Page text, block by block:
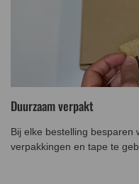
Duurzaam verpakt
Bij elke bestelling besparen
verpakkingen en tape te